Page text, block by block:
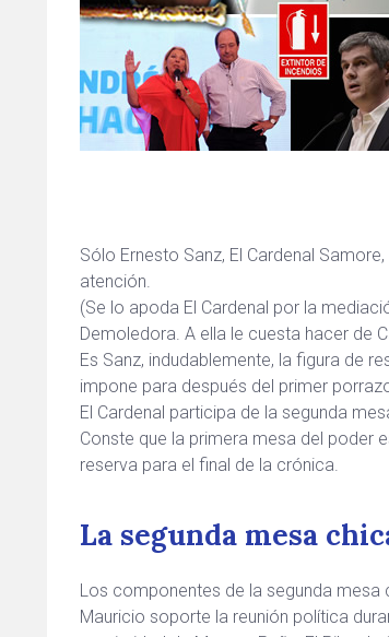
Sólo Ernesto Sanz, El Cardenal
atención.
(Se lo apoda El Cardenal por la
Demoledora. A ella le cuesta hacer de
Es Sanz, indudablemente, la figura de
impone para después del primer
El Cardenal participa de la segunda
Conste que la primera mesa del poder
reserva para el final de la crónica.
La segunda mesa
Los componentes de la segunda mesa
Mauricio soporte la reunión política